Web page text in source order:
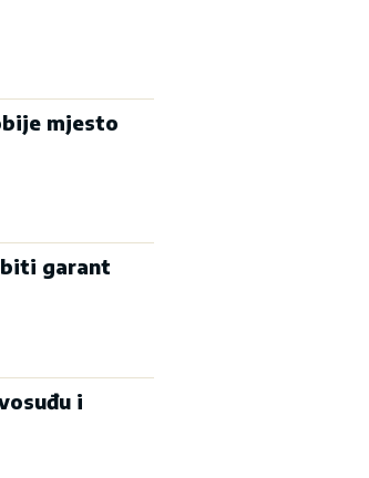
mjesto
biti garant
i